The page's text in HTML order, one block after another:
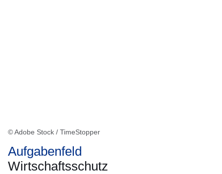
© Adobe Stock / TimeStopper
Aufgabenfeld
Wirtschaftsschutz